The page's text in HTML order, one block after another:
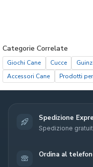
Categorie Correlate
Giochi Cane Cucce
Accessori Cane
Prodotti
Spedizione
Spedizione
Ordina al